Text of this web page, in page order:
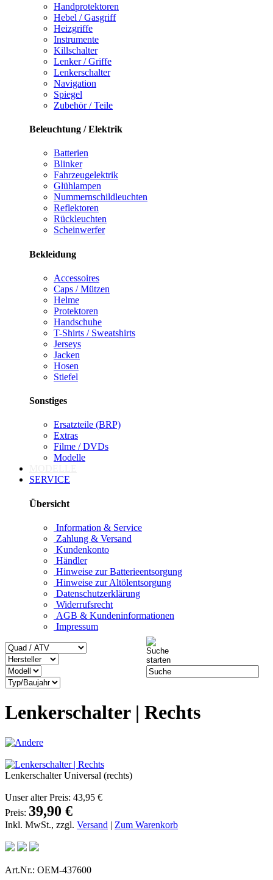
Handprotektoren
Hebel / Gasgriff
Heizgriffe
Instrumente
Killschalter
Lenker / Griffe
Lenkerschalter
Navigation
Spiegel
Zubehör / Teile
Beleuchtung / Elektrik
Batterien
Blinker
Fahrzeugelektrik
Glühlampen
Nummernschildleuchten
Reflektoren
Rückleuchten
Scheinwerfer
Bekleidung
Accessoires
Caps / Mützen
Helme
Protektoren
Handschuhe
T-Shirts / Sweatshirts
Jerseys
Jacken
Hosen
Stiefel
Sonstiges
Ersatzteile (BRP)
Extras
Filme / DVDs
Modelle
SERVICE
Übersicht
Information & Service
Zahlung & Versand
Kundenkonto
Händler
Hinweise zur Batterieentsorgung
Hinweise zur Altölentsorgung
Datenschutzerklärung
Widerrufsrecht
AGB & Kundeninformationen
Impressum
Lenkerschalter | Rechts
Lenkerschalter Universal (rechts)
Unser alter Preis: 43,95 €
Preis: 39,90 €
Inkl. MwSt., zzgl. Versand | Zum Warenkorb
Art.Nr.: OEM-437600